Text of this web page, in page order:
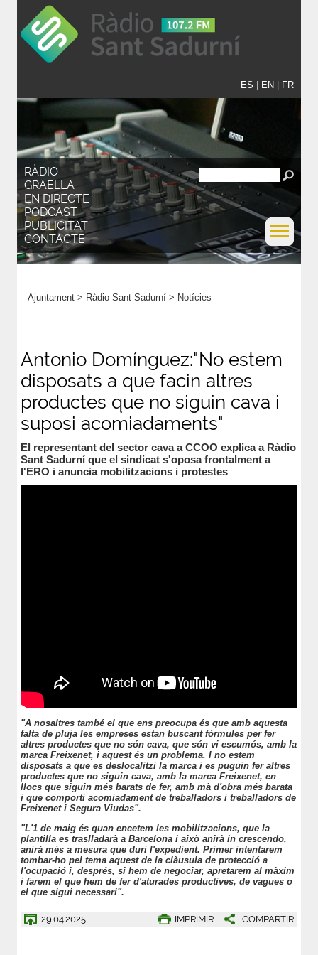
ES EN FR
RÀDIO
GRAELLA
EN DIRECTE
PODCAST
PUBLICITAT
CONTACTE
Ajuntament > Ràdio Sant Sadurní > Notícies
Antonio Domínguez:"No estem
disposats a que facin altres
productes que no siguin cava i
suposi acomiadaments"
El representant del sector cava a CCOO explica a Ràdio
Sant Sadurní que el sindicat s'oposa frontalment a
l'ERO i anuncia mobilitzacions i protestes
"A nosaltres també el que ens preocupa és que amb aquesta
falta de pluja les empreses estan buscant fórmules per fer
altres productes que no són cava, que són vi escumós, amb la
marca Freixenet, i aquest és un problema. I no estem
disposats a que es deslocalitzi la marca i es puguin fer altres
productes que no siguin cava, amb la marca Freixenet, en
llocs que siguin més barats de fer, amb mà d'obra més barata
i que comporti acomiadament de treballadors i treballadors de
Freixenet i Segura Viudas".
"L'1 de maig és quan encetem les mobilitzacions, que la
plantilla es traslladarà a Barcelona i això anirà in crescendo,
anirà més a mesura que duri l'expedient. Primer intentarem
tombar-ho pel tema aquest de la clàusula de protecció a
l'ocupació i, després, si hem de negociar, apretarem al màxim
i farem el que hem de fer d'aturades productives, de vagues o
el que sigui necessari".
29.04.2025 IMPRIMIR COMPARTIR